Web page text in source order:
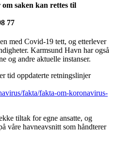
om saken kan rettes til
77
med Covid-19 tett, og etterlever
Karmsund Havn har også
og andre aktuelle instanser.
tid oppdaterte retningslinjer
fakta/fakta-om-koronavirus-
tiltak for egne ansatte, og
våre havneavsnitt som håndterer